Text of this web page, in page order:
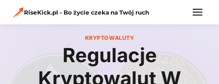
RiseKick.pl - Bo życie czeka na Twój ruch
KRYPTOWALUTY
Regulacje
Kryptowalut W